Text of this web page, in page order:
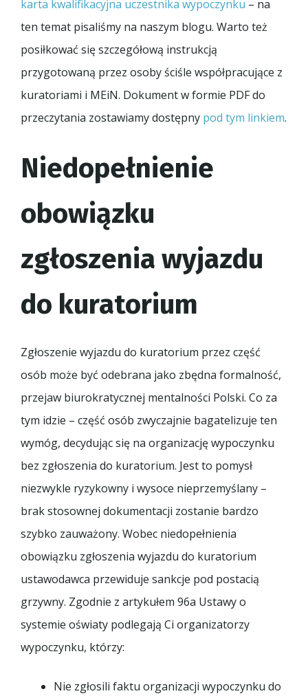
karta kwalifikacyjna uczestnika wypoczynku – na
ten temat pisaliśmy na naszym blogu. Warto też
posiłkować się szczegółową instrukcją
przygotowaną przez osoby ściśle współpracujące z
kuratoriami i MEiN. Dokument w formie PDF do
przeczytania zostawiamy dostępny pod tym linkiem.
Niedopełnienie
obowiązku
zgłoszenia wyjazdu
do kuratorium
Zgłoszenie wyjazdu do kuratorium przez część
osób może być odebrana jako zbędna formalność,
przejaw biurokratycznej mentalności Polski. Co za
tym idzie – część osób zwyczajnie bagatelizuje ten
wymóg, decydując się na organizację wypoczynku
bez zgłoszenia do kuratorium. Jest to pomysł
niezwykle ryzykowny i wysoce nieprzemyślany –
brak stosownej dokumentacji zostanie bardzo
szybko zauważony. Wobec niedopełnienia
obowiązku zgłoszenia wyjazdu do kuratorium
ustawodawca przewiduje sankcje pod postacią
grzywny. Zgodnie z artykułem 96a Ustawy o
systemie oświaty podlegają Ci organizatorzy
wypoczynku, którzy:
Nie zgłosili faktu organizacji wypoczynku do